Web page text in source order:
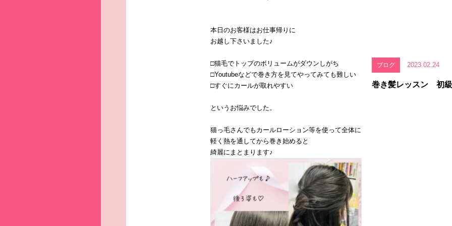
本日のお客様はお仕事帰りに
お越し下さいました♪
□猫毛でトップのボリュームがダウンしがち
□Youtubeなどで巻き方を見てやってみても難しい
□すぐにカールが取れやすい
というお悩みでした。
猫っ毛さんでもカールローション等を使って全体に
軽く熱を通してから巻き始めると
綺麗にまとまります♪
ブログ 2023.02.24
巻き髪レッスン 初級